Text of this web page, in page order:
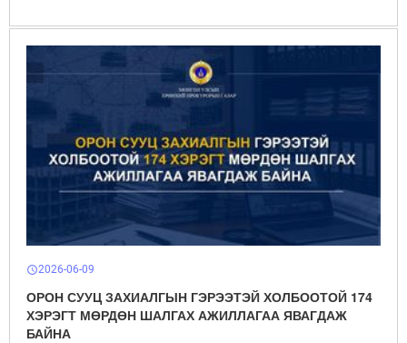
schedule2026-06-09
ОРОН СУУЦ ЗАХИАЛГЫН ГЭРЭЭТЭЙ ХОЛБООТОЙ 174
ХЭРЭГТ МӨРДӨН ШАЛГАХ АЖИЛЛАГАА ЯВАГДАЖ
БАЙНА